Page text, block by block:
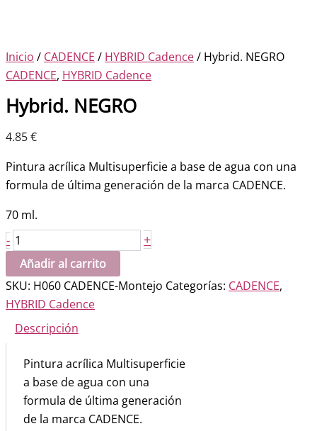
Inicio / CADENCE / HYBRID Cadence/ Hybrid. NEGRO
CADENCE, HYBRID Cadence
Hybrid. NEGRO
4.85€
Pintura acrílica Multisuperficie a base de agua con una
formula de última generación de la marca CADENCE.
70 ml.
- Hybrid.
NEGRO
cantidad
+
Añadir al carrito
SKU: H060 CADENCE-Montejo Categorías: CADENCE,
HYBRID Cadence
Descripción
Pintura acrílica Multisuperficie
a base de agua con una
formula de última generación
de la marca CADENCE.